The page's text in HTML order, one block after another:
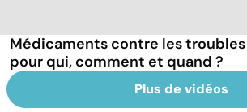
Médicaments contre les
pour qui, comment et quand ?
Plus de vidéos